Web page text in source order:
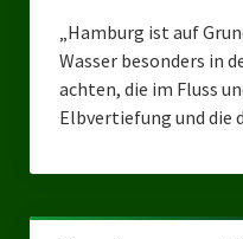
Europawahl 2019
Landtagswahl Nordrhein-
Datenschutzerklärung
„Hamburg ist auf
Wasser besonders in
achten, die im Fluss
Elbvertiefung und